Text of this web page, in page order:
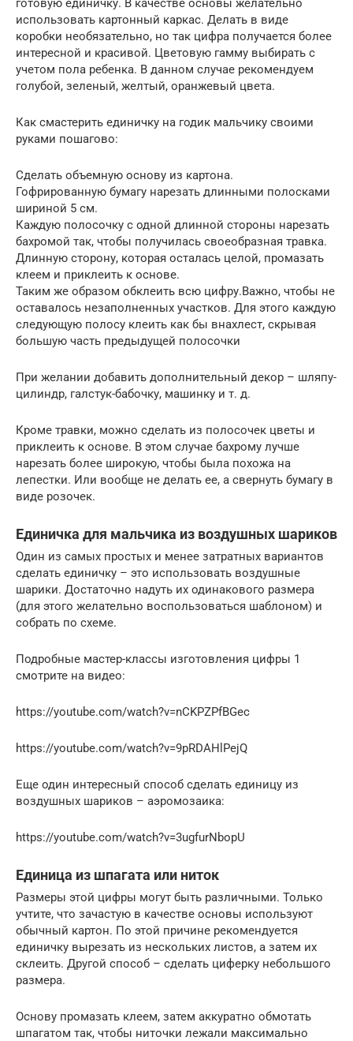
готовую единичку. В качестве основы желательно
использовать картонный каркас. Делать в виде
коробки необязательно, но так цифра получается более
интересной и красивой. Цветовую гамму выбирать с
учетом пола ребенка. В данном случае рекомендуем
голубой, зеленый, желтый, оранжевый цвета.
Как смастерить единичку на годик мальчику своими
руками пошагово:
Сделать объемную основу из картона.
Гофрированную бумагу нарезать длинными полосками
шириной 5 см.
Каждую полосочку с одной длинной стороны нарезать
бахромой так, чтобы получилась своеобразная травка.
Длинную сторону, которая осталась целой, промазать
клеем и приклеить к основе.
Таким же образом обклеить всю цифру.Важно, чтобы не
оставалось незаполненных участков. Для этого каждую
следующую полосу клеить как бы внахлест, скрывая
большую часть предыдущей полосочки
При желании добавить дополнительный декор – шляпу-
цилиндр, галстук-бабочку, машинку и т. д.
Кроме травки, можно сделать из полосочек цветы и
приклеить к основе. В этом случае бахрому лучше
нарезать более широкую, чтобы была похожа на
лепестки. Или вообще не делать ее, а свернуть бумагу в
виде розочек.
Единичка для мальчика из воздушных шариков
Один из самых простых и менее затратных вариантов
сделать единичку – это использовать воздушные
шарики. Достаточно надуть их одинакового размера
(для этого желательно воспользоваться шаблоном) и
собрать по схеме.
Подробные мастер-классы изготовления цифры 1
смотрите на видео:
https://youtube.com/watch?v=nCKPZPfBGec
https://youtube.com/watch?v=9pRDAHlPejQ
Еще один интересный способ сделать единицу из
воздушных шариков – аэромозаика:
https://youtube.com/watch?v=3ugfurNbopU
Единица из шпагата или ниток
Размеры этой цифры могут быть различными. Только
учтите, что зачастую в качестве основы используют
обычный картон. По этой причине рекомендуется
единичку вырезать из нескольких листов, а затем их
склеить. Другой способ – сделать циферку небольшого
размера.
Основу промазать клеем, затем аккуратно обмотать
шпагатом так, чтобы ниточки лежали максимально